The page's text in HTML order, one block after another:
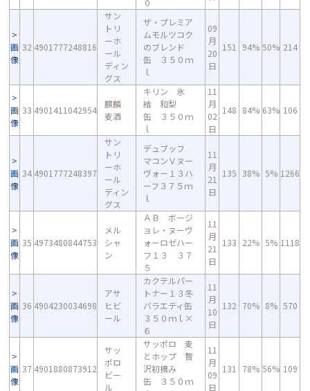
０
画
像
32 4901777248816
サン
トリ
ーホ
ール
ディン
グス
ザ・プレミア
ムモルツコク
のブレンド
缶 ３５０ｍ
ｌ
09
月
20
日
151 94% 50% 214
画
像
33 4901411042954
麒麟
麦酒
キリン 氷
結 和梨
缶 ３５０ｍ
ｌ
11
月
02
日
148 84% 63% 106
画
像
34 4901777248397
サン
トリ
ーホ
ール
ディン
グス
デュブッフ
マコンＶヌー
ヴォー１３ハ
ーフ３７５ｍ
ｌ
11
月
21
日
135 38% 5% 1266
画
像
35 4973480844753
メル
シャ
ン
ＡＢ ボージ
ョレ・ヌーヴ
ォーロゼハー
フ１３ ３７
５
11
月
21
日
133 22% 5% 1118
画
像
36 4904230034698
アサ
ヒビ
ール
カクテルパー
トナー１３冬
バラエティ缶
３５０ｍｌ×
６
11
月
10
日
132 70% 8% 570
画
像
37 4901880873912
サッ
ポロ
ビー
ル
サッポロ 麦
とホップ 贅
沢初摘み
缶 ３５０ｍ
11
月
09
日
131 78% 56% 109